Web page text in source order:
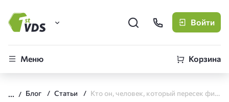
FirstVDS (вы здесь)
CLO
Войти
Меню Корзина
Блог Статьи Кто он, человек, который пересек финишную черту "Юбилейного автомарафона"?